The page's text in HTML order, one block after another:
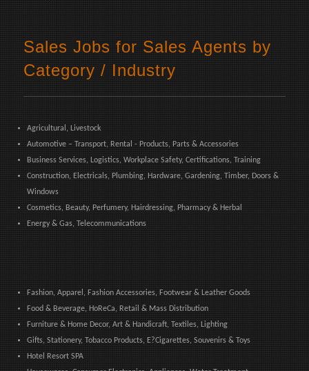
Sales Jobs for Sales Agents by
Category / Industry
Agricultural, Livestock
Automotive – Transport, Rental - Products, Parts & Accessories
Business Services, Logistics, Workplace Safety, Certifications, Training
Construction, Electricals, Plumbing, Hardware, Gardening, Timber, Doors &
Windows
Cosmetics, Beauty, Perfumery, Hairdressing, Pharmacy & Herbal
Energy & Gas, Telecommunications
Fashion, Apparel, Fashion Accessories, Footwear & Leather Goods
Food & Beverage, HoReCa, Retail & Mass Distribution
Furniture & Home Decor, Art & Handicraft, Textiles, Lighting
Gifts, Stationery, Tobacco Products, E?Cigarettes, Souvenirs & Toys
Hotel Resort SPA